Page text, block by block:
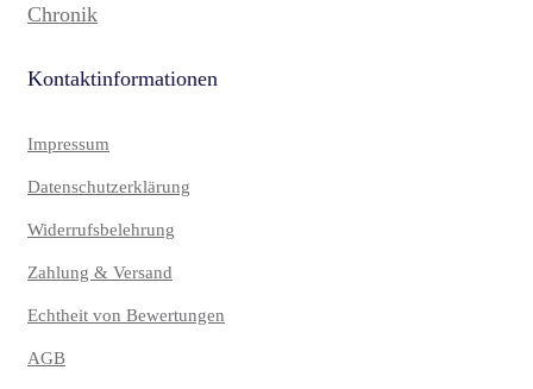
Chronik
Kontaktinformationen
Impressum
Datenschutzerklärung
Widerrufsbelehrung
Zahlung & Versand
Echtheit von Bewertungen
AGB